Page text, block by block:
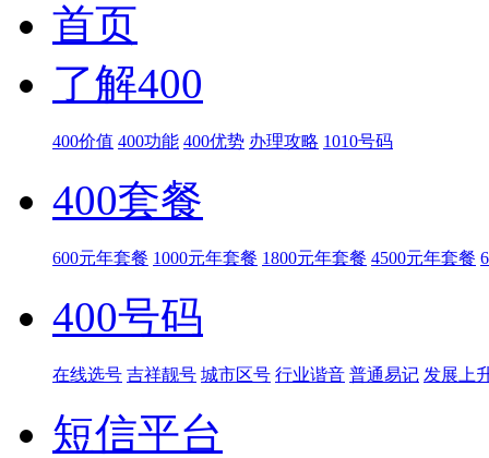
首页
了解400
400价值 400功能 400优势 办理攻略 1010号码
400套餐
600元年套餐 1000元年套餐 1800元年套餐 4500元年套餐
400号码
在线选号 吉祥靓号 城市区号 行业谐音 普通易记 发展上
短信平台